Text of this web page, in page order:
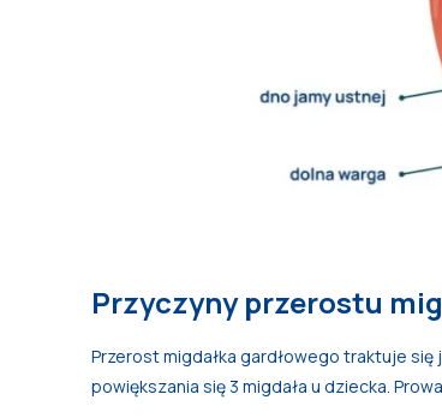
Przyczyny przerostu
Przerost migdałka gardłowego traktuje
powiększania się 3 migdała u dziecka.